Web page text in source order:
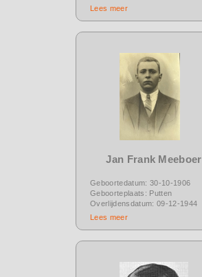
Lees meer
Jan Frank Meeboer
Geboortedatum: 30-10-1906
Geboorteplaats: Putten
Overlijdensdatum: 09-12-1944
Lees meer